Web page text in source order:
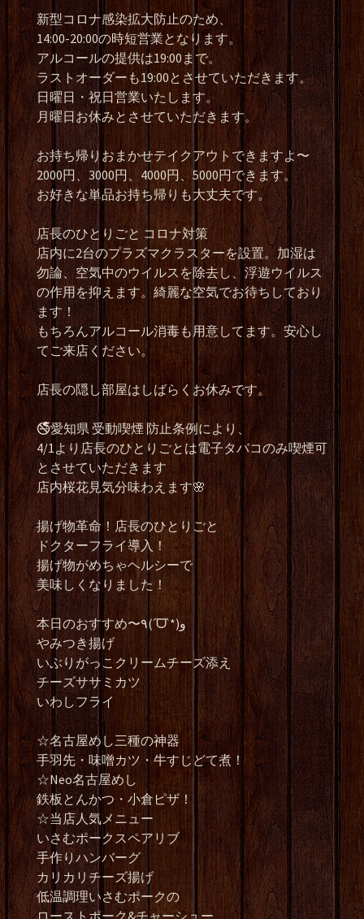
新型コロナ感染拡大防止のため、
14:00-20:00の時短営業となります。
アルコールの提供は19:00まで。
ラストオーダーも19:00とさせていただきます。
日曜日・祝日営業いたします。
月曜日お休みとさせていただきます。
お持ち帰りおまかせテイクアウトできますよ〜
2000円、3000円、4000円、5000円できます。
お好きな単品お持ち帰りも大丈夫です。
店長のひとりごと コロナ対策
店内に2台のプラズマクラスターを設置。加湿は
勿論、空気中のウイルスを除去し、浮遊ウイルス
の作用を抑えます。綺麗な空気でお待ちしており
ます！
もちろんアルコール消毒も用意してます。安心し
てご来店ください。
店長の隠し部屋はしばらくお休みです。
🚭愛知県 受動喫煙 防止条例により、
4/1より店長のひとりごとは電子タバコのみ喫煙可
とさせていただきます
店内桜花見気分味わえます🌸
揚げ物革命！店長のひとりごと
ドクターフライ導入！
揚げ物がめちゃヘルシーで
美味しくなりました！
本日のおすすめ〜٩(ˊᗜˋ*)و
やみつき揚げ
いぶりがっこクリームチーズ添え
チーズササミカツ
いわしフライ
☆名古屋めし三種の神器
手羽先・味噌カツ・牛すじどて煮！
☆Neo名古屋めし
鉄板とんかつ・小倉ピザ！
☆当店人気メニュー
いさむポークスペアリブ
手作りハンバーグ
カリカリチーズ揚げ
低温調理いさむポークの
ローストポーク&チャーシュー